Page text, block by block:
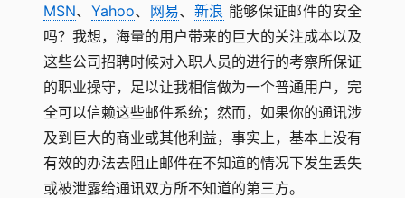
MSN、 Yahoo、 网易、 新浪 能够保证邮件的安全
吗？我想，海量的用户带来的巨大的关注成本以及
这些公司招聘时候对入职人员的进行的考察所保证
的职业操守，足以让我相信做为一个普通用户，完
全可以信赖这些邮件系统；然而，如果你的通讯涉
及到巨大的商业或其他利益，事实上，基本上没有
有效的办法去阻止邮件在不知道的情况下发生丢失
或被泄露给通讯双方所不知道的第三方。